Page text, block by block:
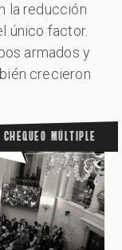
la reducción
único factor.
armados y
crecieron
Chequeo Múltiple